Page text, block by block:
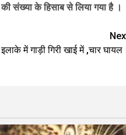
संख्या के हिसाब से लिया गया है ।
में गाड़ी गिरी खाई में ,चार